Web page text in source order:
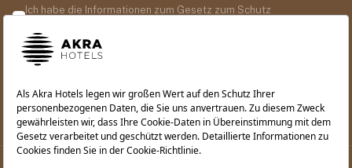
Ich habe die Informationen zum Gesetz zum Schutz